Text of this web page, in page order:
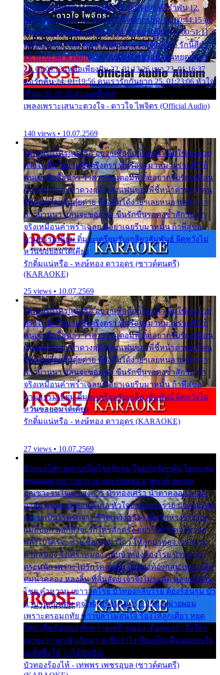
00:30:54 ขบวนการเปาเปียว 11. 00:34:05 คำรำพัน 12.
00:37:20 ปาหนัน 13. 00:40:37 ใจเจ้ากรรม 14. 00:44:15 จูบ
ฉันแล้วจงตายเสีย 15. 00:47:24 ขอสูมาเต๊อะ 16. 00:51:11
คนใจมาร 17. 00:54:50 คืนทรมาน 18. 00:58:25 รักนี้สีดำ
19. 01:01:44 ส่วนเกิน 20. 01:05:42 หยาดน้ำฝนหยดน้ำตา
21. 01:09:13 เหลือเพียงฝัน 22. 01:13:26 เขา 23. 01:16:37
ขอรักคืน 24. 01:19:56 คนเรารักกันยาก 25. 01:23:06 หัวใจ
เถื่อน 26. 01:26:45 อยู่เพื่อลูก
เพลงเพราะเสนาะดวงใจ - ดาวใจ ไพจิตร (Official Audio)
140 views • 10.07.2569
ไม่เคยรักใครแน่หรือ อยากเชื่อถือก็ไม่กล้า ติ๋มใช่คนสวย
ตรึงใจ ติ๋มใช่งามซึ้งตรึงตรา พี่หรือจะมาหมายร่วมชีวี ก็
คนเขาลืออื้อฉาว ว่าสาวๆรุมตอมพี่ ติ๋มอยากรับรักเหมือน
กัน แต่หวั่นจะช้ำดวงฤดี กลัวแฟนของพี่ชี้หน้าด่าทอ ก็คน
ชื่อต๋อยต้อยตุ้มตุ๋ยต่าย พี่ยังลืมได้ง่ายๆเลยหนอ แค่ตัวเรา
สาวบ้านนา แสนจะซอมซ่อ ขืนรักขืนรอคงช้ำสักวัน ถ้า
จริงเหมือนคำพร่ำเฉลย พี่อย่าเฉยรีบมาหมั้น ถ้าพี่สู่ขอ
ตามธรรมเนียม ติ๋มจะเตรียมรับเกลียวสัมพันธ์ ผิดหวังไม่
หวั่นขอยอมได้เคียง
รักติ๋มแน่หรือ - หงษ์ทอง ดาวอุดร (ซาวด์ดนตรี)
(KARAOKE)
25 views • 10.07.2569
ไม่เคยรักใครแน่หรือ อยากเชื่อถือก็ไม่กล้า ติ๋มใช่คนสวย
ตรึงใจ ติ๋มใช่งามซึ้งตรึงตรา พี่หรือจะมาหมายร่วมชีวี ก็
คนเขาลืออื้อฉาว ว่าสาวๆรุมตอมพี่ ติ๋มอยากรับรักเหมือน
กัน แต่หวั่นจะช้ำดวงฤดี กลัวแฟนของพี่ชี้หน้าด่าทอ ก็คน
ชื่อต๋อยต้อยตุ้มตุ๋ยต่าย พี่ยังลืมได้ง่ายๆเลยหนอ แค่ตัวเรา
สาวบ้านนา แสนจะซอมซ่อ ขืนรักขืนรอคงช้ำสักวัน ถ้า
จริงเหมือนคำพร่ำเฉลย พี่อย่าเฉยรีบมาหมั้น ถ้าพี่สู่ขอ
ตามธรรมเนียม ติ๋มจะเตรียมรับเกลียวสัมพันธ์ ผิดหวังไม่
หวั่นขอยอมได้เคียง
รักติ๋มแน่หรือ - หงษ์ทอง ดาวอุดร (KARAOKE)
27 views • 10.07.2569
บัวทองโศก เพราะเป็นโรครักรุม ในอกกลัดกลุ้ม โดนแฟน
หนุ่มหลอกเอา เขารวย และรูปหล่อ มาพะเน้าพะนอ
ออเซาะจนใจเบา สงสาร บัวทองเศร้า น้ำตาคลอเบ้า เฝ้า
อาลัย หนุ่มรูปหล่อหนีไกล หัวใจบัวทองระรวย บัวทองโศก
เพราะเป็นโรครักจาง ชีวิตเคว้งคว้าง เมื่อรักห่างร้างไกล
แม่ก็บอก พ่อก็สั่งจะรักใครสักครั้ง อย่าไปหวังความรวย
พลั้งไปใครจะช่วย ซื้อเปลมาไกว ให้ลูกบัวทอง เวรกรรม
ตามสนอง จึงเศร้าหมอง กลีบบัวทองต้องโรย บัวทองไม่
ตระหนัก เพราะไม่รักโคลนตม บัวทองท้องกลม เพราะลืม
ตมน้ำคลอง หลงลิ้น ที่สิ้นสัตย์ เจ้าจึงไม่ระมัด หลงกลิ่นลิ้น
โชย คำหวาน เขาวาดโรย บัวทองกลีบโรย ต้องร้อนรุม บัว
มาบานก่อนตูม ดุจไฟสุมร้อนรุมอุรา บัวทองผ่ายผอม
เพราะตรอมฤทัย ข้าวปลาไม่สนใจ ร้องไห้ลูกเดียว หยุด
โศก เสียเถิดทอง พักความเศร้าหมอง เถิดทองจ๋า ถึงใคร
เขาจะว่า ลูกเจ้าเกิดมา จะชื่อว่าไง พี่ขอเป็นเพื่อนปลอบใจ
จะตั้งชื่อให้ ว่าไอ้บังเอิญ
บัวทองร้องไห้ - เทพพร เพชรอุบล (ซาวด์ดนตรี)